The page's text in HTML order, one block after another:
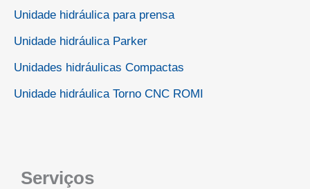
Unidade hidráulica para prensa
Unidade hidráulica Parker
Unidades hidráulicas Compactas
Unidade hidráulica Torno CNC ROMI
Serviços